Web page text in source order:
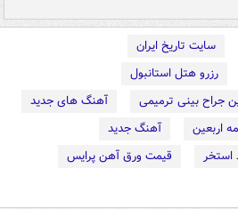
سایت تاریخ ایران
رزرو هتل استانبول
جراح بینی ترمیمی
آهنگ های جدید
اربعین
آهنگ جدید
استخر
قیمت ورق آهن پرایس